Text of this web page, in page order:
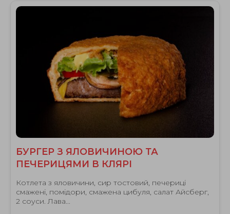
БУРГЕР З ЯЛОВИЧИНОЮ ТА
ПЕЧЕРИЦЯМИ В КЛЯРІ
Котлета з яловичини, сир тостовий, печерицi
смаженi, помiдори, смажена цибуля, салат Айсберг,
2 соуси. Лава...